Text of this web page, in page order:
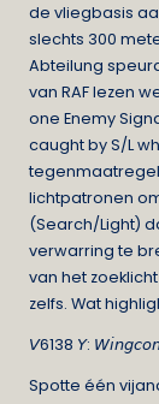
de vliegbasis
slechts 300
Abteilung
van RAF lezen
one Enemy
caught by S/L
lichtpatronen
(Search/Light)
verwarring te
van het
zelfs. Wat
𝘝6138 𝘠:
Spotte één